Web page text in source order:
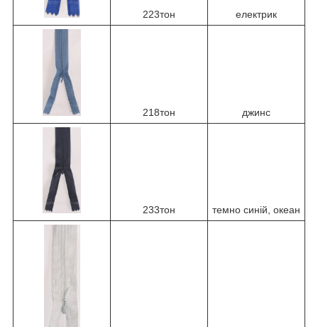
223тон електрик
218тон джинс
233тон темно синій, океан